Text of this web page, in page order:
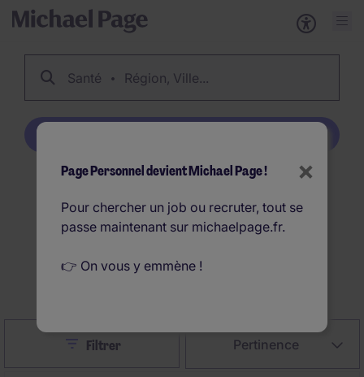
Santé Région, Ville...
228 Offres d'emploi
Santé en France
Pertinence
CloseFiltrer
×
Page Personnel devient Michael Page !
Pour chercher un job ou recruter, tout se
passe maintenant sur michaelpage.fr.
👉 On vous y emmène !